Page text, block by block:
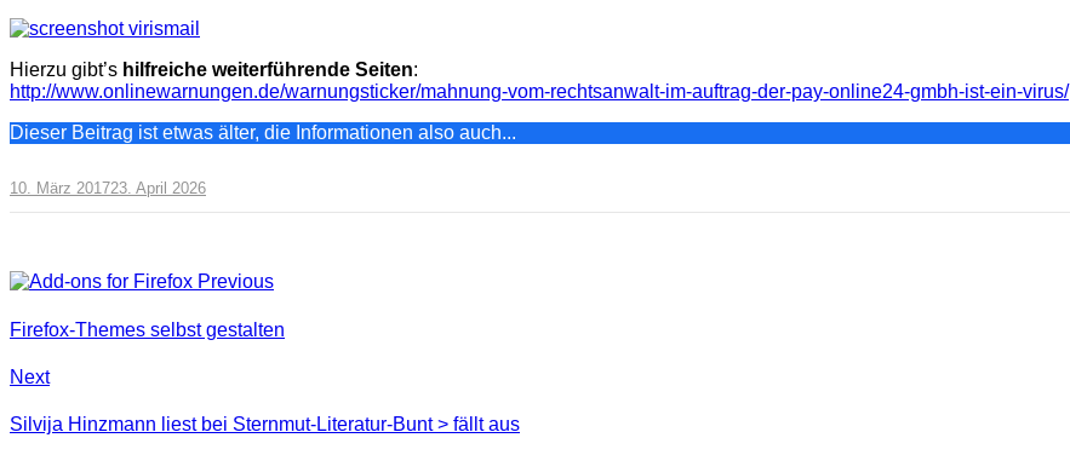
Hierzu gibt’s hilfreiche weiterführende Seiten:
http://www.onlinewarnungen.de/warnungsticker/mahnung-vom-rechtsanwalt-im-auftrag-der-pay-online24-gmbh-ist-ein-virus/
Dieser Beitrag ist etwas älter, die Informationen also auch...
10. März 201723. April 2026
Previous
Firefox-Themes selbst gestalten
Next
Silvija Hinzmann liest bei Sternmut-Literatur-Bunt > fällt aus